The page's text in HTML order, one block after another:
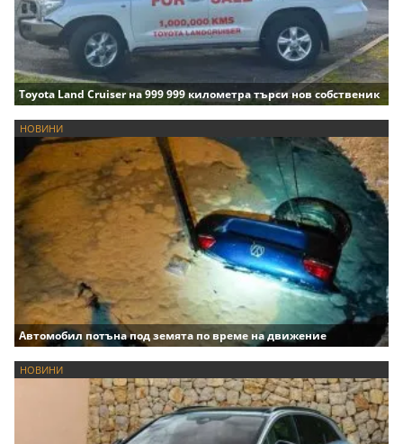
Toyota Land Cruiser на 999 999 километра търси нов собственик
НОВИНИ
Автомобил потъна под земята по време на движение
НОВИНИ